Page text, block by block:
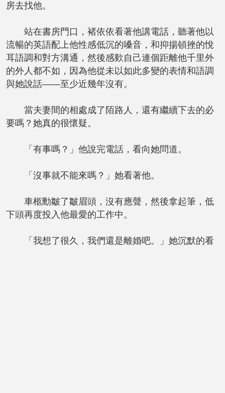
房去找他。
站在書房門口，褚依依看著他講電話，聽著他以
流暢的英語配上他性感低沉的嗓音，和抑揚頓挫的悅
耳語調和對方溝通，然後感歎自己連個距離他千里外
的外人都不如，因為他從未以如此多變的表情和語調
與她說話——至少近幾年沒有。
當夫妻間的相處成了陌路人，還有繼續下去的必
要嗎？她真的很懷疑。
「有事嗎？」他說完電話，看向她問道。
「沒事就不能來嗎？」她看著他。
車柩勳皺了皺眉頭，沒有應聲，然後拿起筆，低
下頭再度投入他最愛的工作中。
「我想了很久，我們還是離婚吧。」她沉默的看